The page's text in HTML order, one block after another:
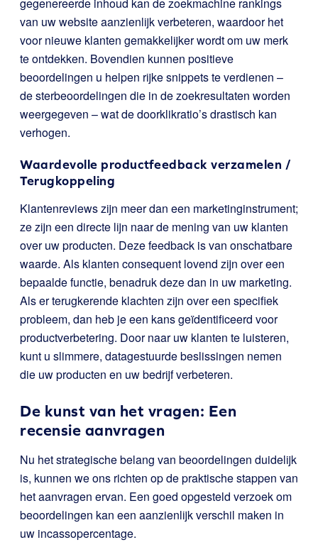
van uw website aanzienlijk verbeteren, waardoor het
voor nieuwe klanten gemakkelijker wordt om uw merk
te ontdekken. Bovendien kunnen positieve
beoordelingen u helpen rijke snippets te verdienen –
de sterbeoordelingen die in de zoekresultaten worden
weergegeven – wat de doorklikratio’s drastisch kan
verhogen.
Waardevolle productfeedback verzamelen /
Terugkoppeling
Klantenreviews zijn meer dan een marketinginstrument;
ze zijn een directe lijn naar de mening van uw klanten
over uw producten. Deze feedback is van onschatbare
waarde. Als klanten consequent lovend zijn over een
bepaalde functie, benadruk deze dan in uw marketing.
Als er terugkerende klachten zijn over een specifiek
probleem, dan heb je een kans geïdentificeerd voor
productverbetering. Door naar uw klanten te luisteren,
kunt u slimmere, datagestuurde beslissingen nemen
die uw producten en uw bedrijf verbeteren.
De kunst van het vragen: Een
recensie aanvragen
Nu het strategische belang van beoordelingen duidelijk
is, kunnen we ons richten op de praktische stappen van
het aanvragen ervan. Een goed opgesteld verzoek om
beoordelingen kan een aanzienlijk verschil maken in
uw incassopercentage.